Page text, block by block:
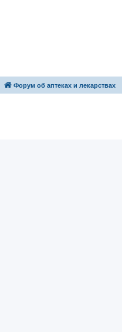
Форум об аптеках и лекарствах